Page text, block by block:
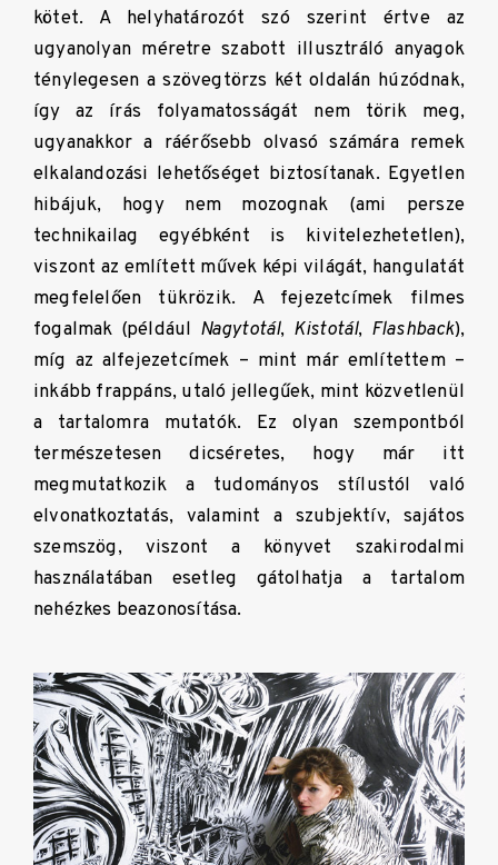
kötet. A helyhatározót szó szerint értve az
ugyanolyan méretre szabott illusztráló anyagok
ténylegesen a szövegtörzs két oldalán húzódnak,
így az írás folyamatosságát nem törik meg,
ugyanakkor a ráérősebb olvasó számára remek
elkalandozási lehetőséget biztosítanak. Egyetlen
hibájuk, hogy nem mozognak (ami persze
technikailag egyébként is kivitelezhetetlen),
viszont az említett művek képi világát, hangulatát
megfelelően tükrözik. A fejezetcímek filmes
fogalmak (például Nagytotál, Kistotál, Flashback),
míg az alfejezetcímek – mint már említettem –
inkább frappáns, utaló jellegűek, mint közvetlenül
a tartalomra mutatók. Ez olyan szempontból
természetesen dicséretes, hogy már itt
megmutatkozik a tudományos stílustól való
elvonatkoztatás, valamint a szubjektív, sajátos
szemszög, viszont a könyvet szakirodalmi
használatában esetleg gátolhatja a tartalom
nehézkes beazonosítása.